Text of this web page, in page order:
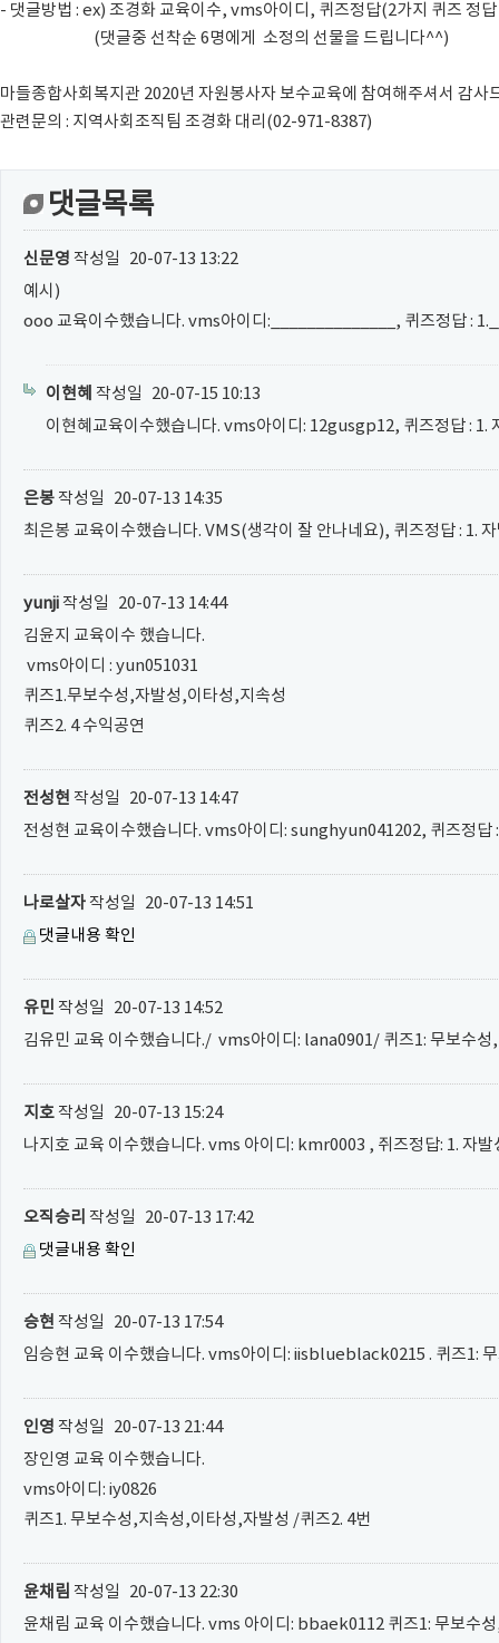
- 댓글방법 : ex) 조경화 교육이수, vms아이디, 퀴즈정답(2가지 퀴즈 정
(댓글중 선착순 6명에게 소정의 선물을 드립니다^^)
마들종합사회복지관 2020년 자원봉사자 보수교육에 참여해주셔서 감사
관련문의 : 지역사회조직팀 조경화 대리(02-971-8387)
댓글목록
신문영 작성일
20-07-13 13:22
예시)
ooo 교육이수했습니다. vms아이디:______________, 퀴즈정답 :
이현혜 작성일
20-07-15 10:13
이현혜교육이수했습니다. vms아이디: 12gusgp12, 퀴즈정답 : 1.
은봉작성일
20-07-13 14:35
최은봉 교육이수했습니다. VMS(생각이 잘 안나네요), 퀴즈정답 : 1.
yunji작성일
20-07-13 14:44
김윤지 교육이수 했습니다.
vms아이디 : yun051031
퀴즈1.무보수성,자발성,이타성,지속성
퀴즈2. 4 수익공연
전성현 작성일
20-07-13 14:47
전성현 교육이수했습니다. vms아이디: sunghyun041202, 퀴즈정답
나로살자작성일
20-07-13 14:51
댓글내용 확인
유민 작성일
20-07-13 14:52
김유민 교육 이수했습니다./ vms아이디: lana0901/ 퀴즈1: 무보수성
지호작성일
20-07-13 15:24
나지호 교육 이수했습니다. vms 아이디: kmr0003 , 쥐즈정답: 1. 자
오직승리 작성일
20-07-13 17:42
댓글내용 확인
승현 작성일
20-07-13 17:54
임승현 교육 이수했습니다. vms아이디: iisblueblack0215 . 퀴즈1:
인영 작성일
20-07-13 21:44
장인영 교육 이수했습니다.
vms아이디: iy0826
퀴즈1. 무보수성,지속성,이타성,자발성 /퀴즈2. 4번
윤채림 작성일
20-07-13 22:30
윤채림 교육 이수했습니다. vms 아이디: bbaek0112 퀴즈1: 무보수